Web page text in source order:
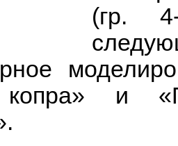
(гр.
копра» и